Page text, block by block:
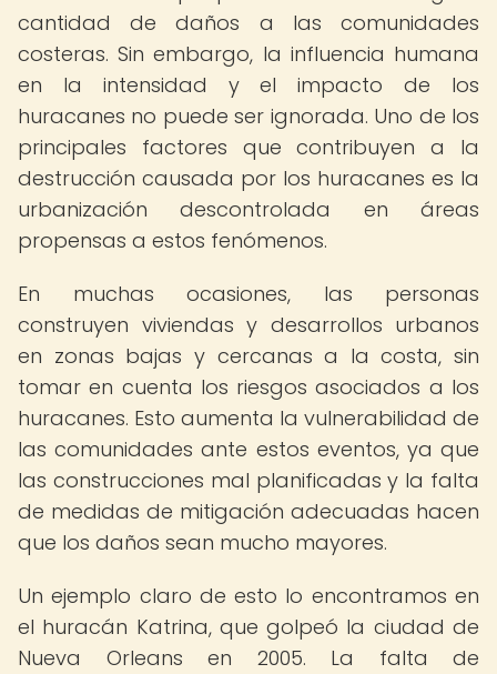
cantidad de daños a las comunidades
costeras. Sin embargo, la influencia humana
en la intensidad y el impacto de los
huracanes no puede ser ignorada. Uno de los
principales factores que contribuyen a la
destrucción causada por los huracanes es la
urbanización descontrolada en áreas
propensas a estos fenómenos.
En muchas ocasiones, las personas
construyen viviendas y desarrollos urbanos
en zonas bajas y cercanas a la costa, sin
tomar en cuenta los riesgos asociados a los
huracanes. Esto aumenta la vulnerabilidad de
las comunidades ante estos eventos, ya que
las construcciones mal planificadas y la falta
de medidas de mitigación adecuadas hacen
que los daños sean mucho mayores.
Un ejemplo claro de esto lo encontramos en
el huracán Katrina, que golpeó la ciudad de
Nueva Orleans en 2005. La falta de